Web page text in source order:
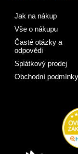
Jak na nákup
Vše o nákupu
Časté otázky a
odpovědi
Splátkový prodej
Obchodní podmínky